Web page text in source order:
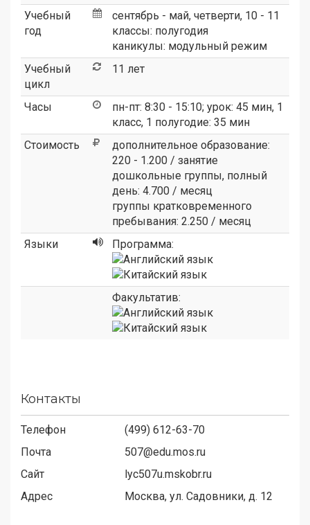
Учебный
год
сентябрь - май, четверти, 10 - 11
классы: полугодия
каникулы: модульный режим
Учебный
цикл
11 лет
Часы
пн-пт: 8:30 - 15:10; урок: 45 мин, 1
класс, 1 полугодие: 35 мин
Стоимость
дополнительное образование:
220 - 1.200 / занятие
дошкольные группы, полный
день: 4.700 / месяц
группы кратковременного
пребывания: 2.250 / месяц
Языки
Программа:
Факультатив:
Контакты
Телефон
(499) 612-63-70
Почта
507@edu.mos.ru
Сайт
lyc507u.mskobr.ru
Адрес
Москва, ул. Садовники, д. 12